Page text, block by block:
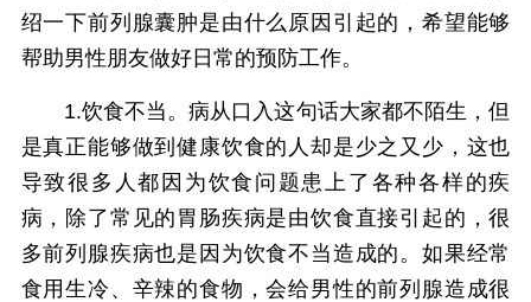
绍一下前列腺囊肿是由什么原因引起的，希望能够
帮助男性朋友做好日常的预防工作。
1.饮食不当。病从口入这句话大家都不陌生，但
是真正能够做到健康饮食的人却是少之又少，这也
导致很多人都因为饮食问题患上了各种各样的疾
病，除了常见的胃肠疾病是由饮食直接引起的，很
多前列腺疾病也是因为饮食不当造成的。如果经常
食用生冷、辛辣的食物，会给男性的前列腺造成很